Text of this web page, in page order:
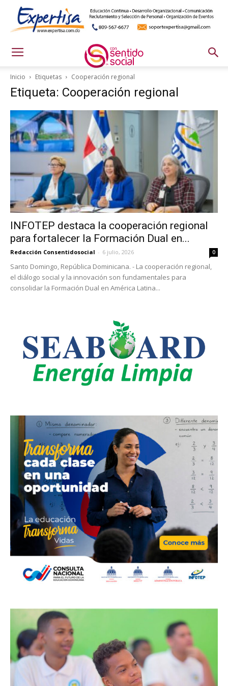
Inicio Etiquetas Cooperación regional
Etiqueta: Cooperación regional
INFOTEP destaca la cooperación regional
para fortalecer la Formación Dual en...
Redacción Consentidosocial - 6 julio, 2026 0
Santo Domingo, República Dominicana. - La cooperación regional,
el diálogo social y la innovación son fundamentales para
consolidar la Formación Dual en América Latina...